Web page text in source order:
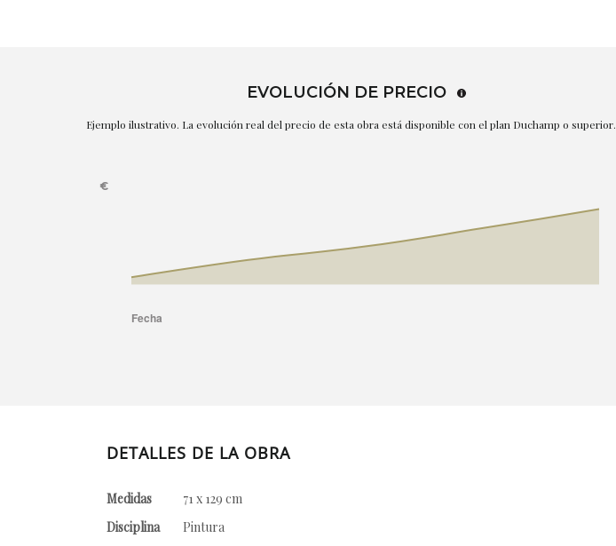
EVOLUCIÓN DE PRECIO
Ejemplo ilustrativo. La evolución real del precio de esta obra está disponible con el plan Duchamp o superior.
DETALLES DE LA OBRA
Medidas
71 x 129 cm
Disciplina
Pintura